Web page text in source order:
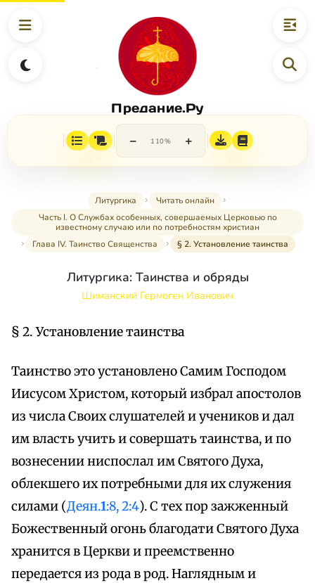
Предание.Ру
− 110% +
Литургика
Читать онлайн
Часть I. О Службах особенных, совершаемых Церковью по
известному случаю или по потребностям христиан
Глава IV. Таинство Священства
§ 2. Установление таинства
Литургика: Таинства и обряды
Шиманский Гермоген Иванович
§ 2. Установление таинства
Таинство это установлено Самим Господом
Иисусом Христом, который избрал апостолов
из числа Своих слушателей и учеников и дал
им власть учить и совершать таинства, и по
вознесении ниспослал им Святого Духа,
облекшего их потребными для их служения
силами (Деян.1:8, 2:4). С тех пор зажженный
Божественный огонь благодати Святого Духа
хранится в Церкви и преемственно
передается из рода в род. Наглядным и